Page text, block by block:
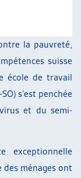
la pauvreté,
suisse
école de travail
s’est penchée
et du semi-
exceptionnelle
ménages ont